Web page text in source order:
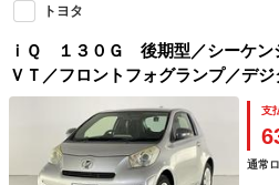
トヨタ
ｉＱ １３０Ｇ 後期型／シーケン
ＶＴ／フロントフォグランプ／デ
／革巻きステア／スマートキー・プ
ディオ／ＥＴＣ／ドラレコ
支
通常